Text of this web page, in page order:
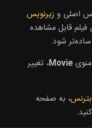
اصلی و زیرنویس
قابل مشاهده
شود.
Movie، تغییر
، به صفحه